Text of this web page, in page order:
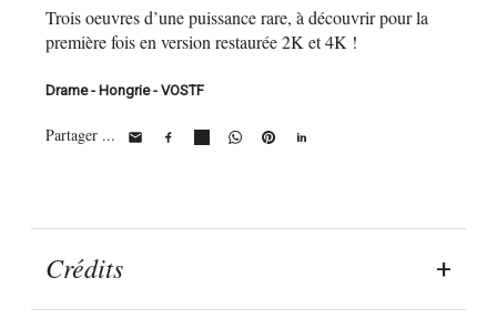
Trois oeuvres d’une puissance rare, à découvrir pour la
première fois en version restaurée 2K et 4K !
Drame - Hongrie - VOSTF
Partager ...
Crédits